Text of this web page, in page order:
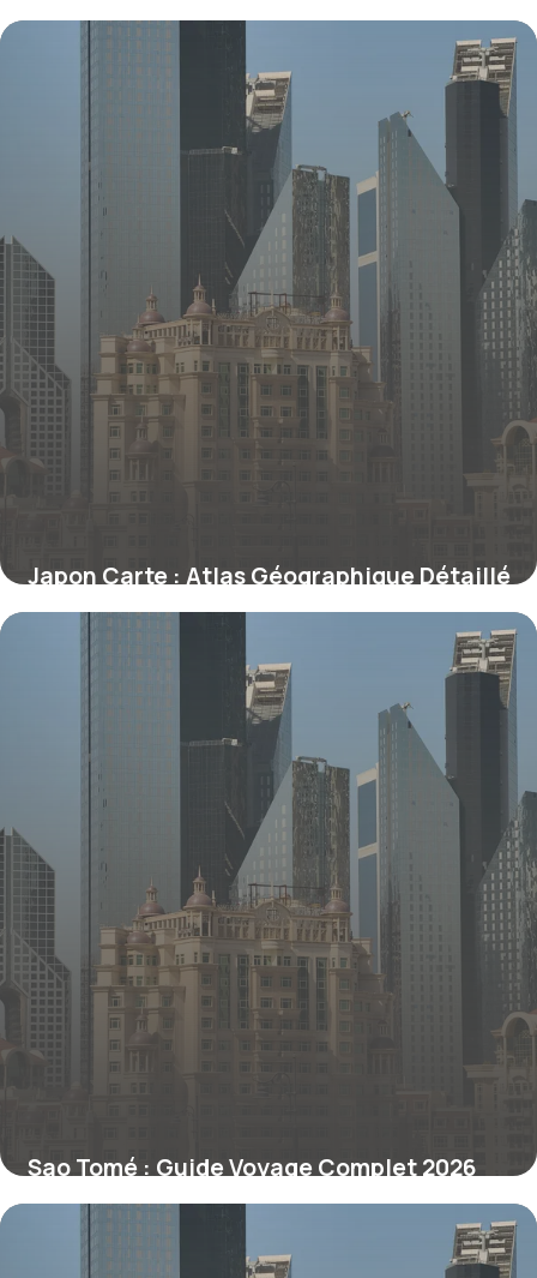
Japon Carte : Atlas Géographique Détaillé
5 juillet 2026
Sao Tomé : Guide Voyage Complet 2026
1 juillet 2026